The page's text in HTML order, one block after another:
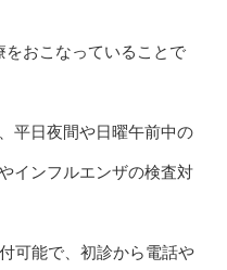
おこなっていることで
平日夜間や日曜午前中の
インフルエンザの検査対
可能で、初診から電話や